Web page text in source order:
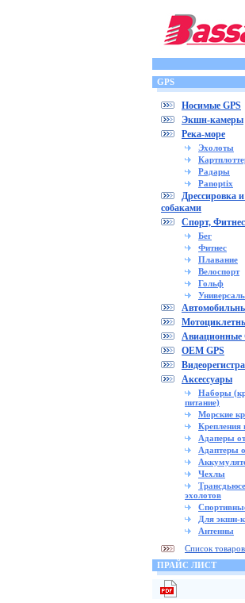
GPS
Носимые GPS
Экшн-камеры
Река-море
Эхолоты
Радары
Panoptix
Дрессировка
собаками
Спорт, Фитнес
Бег
Фитнес
Плавание
Велоспорт
Гольф
Авиационные
OEM GPS
Аксессуары
Наборы
питание)
Морские
Крепления
Адаперы
Адаптеры
Чехлы
эхолотов
Для экшн-
Антенны
Список товаров
ПРАЙС ЛИСТ